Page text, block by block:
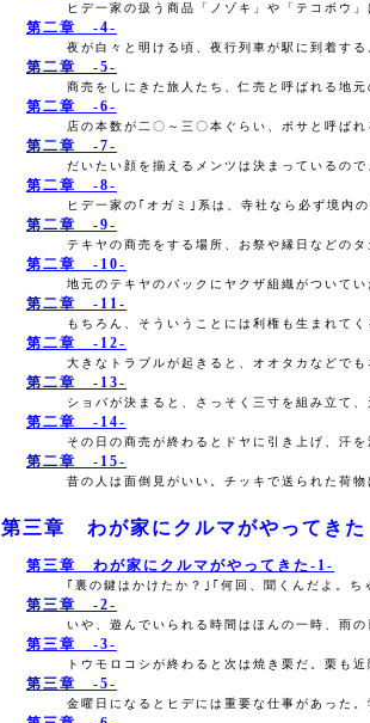
ヒデ一家の扱う商品「ノゾキ」や「テコボウ
第二章 -4-
夜が白々と明ける頃、夜行列車が駅に到着す
第二章 -5-
商売をしにきた旅人たち、仁売と呼ばれる地
第二章 -6-
店の本数が二〇～三〇本ぐらい、ボサと呼ば
第二章 -7-
だいたい顔を揃えるメンツは決まっているの
第二章 -8-
ヒデ一家の｢オガミ｣系は、寺社なら必ず境内
第二章 -9-
テキヤの商売をする場所、お祭や縁日などの
第二章 -10-
地元のテキヤのバックにヤクザ組織がついて
第二章 -11-
もちろん、そういうことには利権も生まれて
第二章 -12-
大きなトラブルが起きると、オオタカなどで
第二章 -13-
ショバが決まると、さっそく三寸を組み立て
第二章 -14-
その日の商売が終わるとドヤに引き上げ、汗
第二章 -15-
昔の人は面倒見がいい。チッキで送られた荷
第三章 わが家にクルマがやってきた
第三章 わが家にクルマがやってきた-1-
｢裏の鍵はかけたか？｣｢何回、聞くんだよ。
第三章 -2-
いや、遊んでいられる時間はほんの一時、雨
第三章 -3-
トウモロコシが終わると次は焼き栗だ。栗も
第三章 -5-
金曜日になるとヒデには重要な仕事があった